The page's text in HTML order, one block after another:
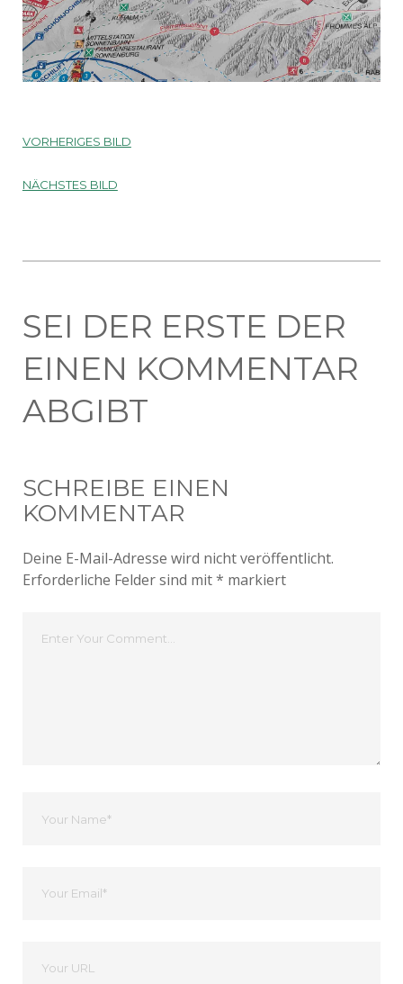
VORHERIGES BILD
NÄCHSTES BILD
SEI DER ERSTE DER
EINEN KOMMENTAR
ABGIBT
SCHREIBE EINEN
KOMMENTAR
Deine E-Mail-Adresse wird nicht veröffentlicht.
Erforderliche Felder sind mit* markiert
Kommentar
Name
Email
Website